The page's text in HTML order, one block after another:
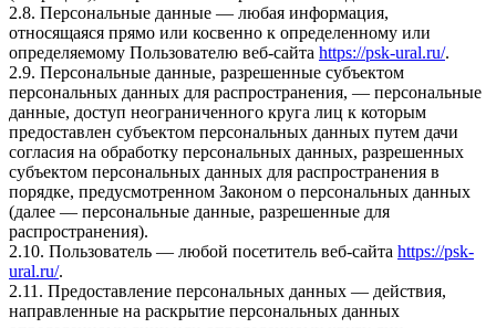
2.8. Персональные данные — любая информация,
относящаяся прямо или косвенно к определенному или
определяемому Пользователю веб-сайта https://psk-ural.ru/.
2.9. Персональные данные, разрешенные субъектом
персональных данных для распространения, — персональные
данные, доступ неограниченного круга лиц к которым
предоставлен субъектом персональных данных путем дачи
согласия на обработку персональных данных, разрешенных
субъектом персональных данных для распространения в
порядке, предусмотренном Законом о персональных данных
(далее — персональные данные, разрешенные для
распространения).
2.10. Пользователь — любой посетитель веб-сайта https://psk-
ural.ru/.
2.11. Предоставление персональных данных — действия,
направленные на раскрытие персональных данных